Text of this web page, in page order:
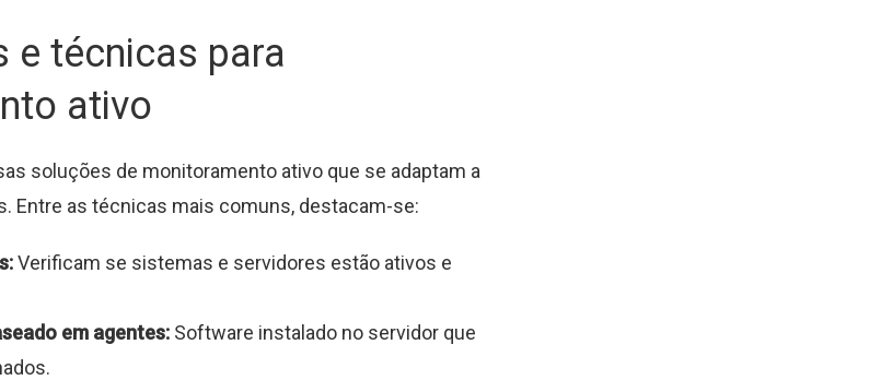
e técnicas para
ativo
soluções de monitoramento ativo que se adaptam a
Entre as técnicas mais comuns, destacam-se:
Verificam se sistemas e servidores estão ativos e
em agentes: Software instalado no servidor que